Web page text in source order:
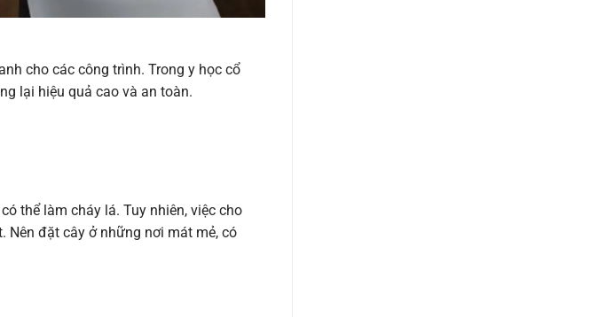
cho các công trình. Trong y học cổ
lại hiệu quả cao và an toàn.
thể làm cháy lá. Tuy nhiên, việc cho
Nên đặt cây ở những nơi mát mẻ, có